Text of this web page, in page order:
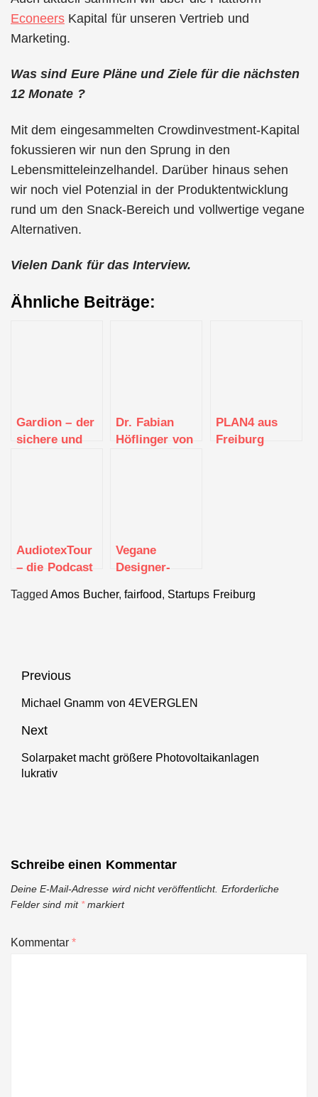
Econeers Kapital für unseren Vertrieb und
Marketing.
Was sind Eure Pläne und Ziele für die nächsten
12 Monate ?
Mit dem eingesammelten Crowdinvestment-Kapital
fokussieren wir nun den Sprung in den
Lebensmitteleinzelhandel. Darüber hinaus sehen
wir noch viel Potenzial in der Produktentwicklung
rund um den Snack-Bereich und vollwertige vegane
Alternativen.
Vielen Dank für das Interview.
Ähnliche Beiträge:
Gardion – der
sichere und
Dr. Fabian
Höflinger von
PLAN4 aus
Freiburg
AudiotexTour
– die Podcast
aus dem
Vegane
Designer-
kommen von
TaggedAmos Bucher, fairfood, Startups Freiburg
Beitragsnavigation
Previous
Previous
Michael Gnamm von 4EVERGLEN
Next
Next
post:
Solarpaket macht größere Photovoltaikanlagen
lukrativ
Schreibe einen Kommentar
Deine E-Mail-Adresse wird nicht veröffentlicht. Erforderliche
Felder sind mit *markiert
Kommentar*